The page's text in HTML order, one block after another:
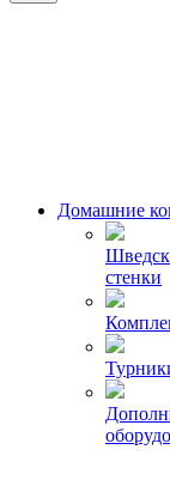
Домашние
стенки